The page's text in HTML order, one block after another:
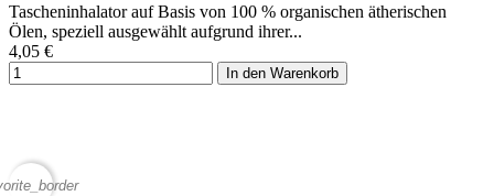
Tascheninhalator auf Basis von 100 % organischen ätherischen
Ölen, speziell ausgewählt aufgrund ihrer...
4,05 €
In den Warenkorb